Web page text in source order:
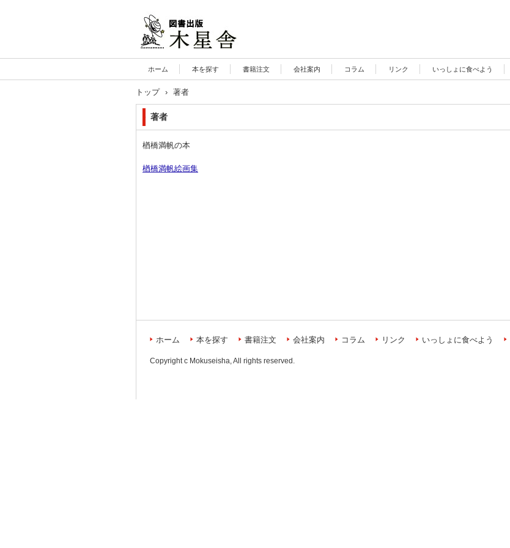
木星舎ホームページ
ホーム 本を探す 書籍注文 会社案内 コラム リンク いっしょに食べよう
トップ › 著者
著者
楢橋満帆の本
楢橋満帆絵画集
ホーム 本を探す 書籍注文 会社案内 コラム リンク いっしょに食べよう
Copyright c Mokuseisha, All rights reserved.